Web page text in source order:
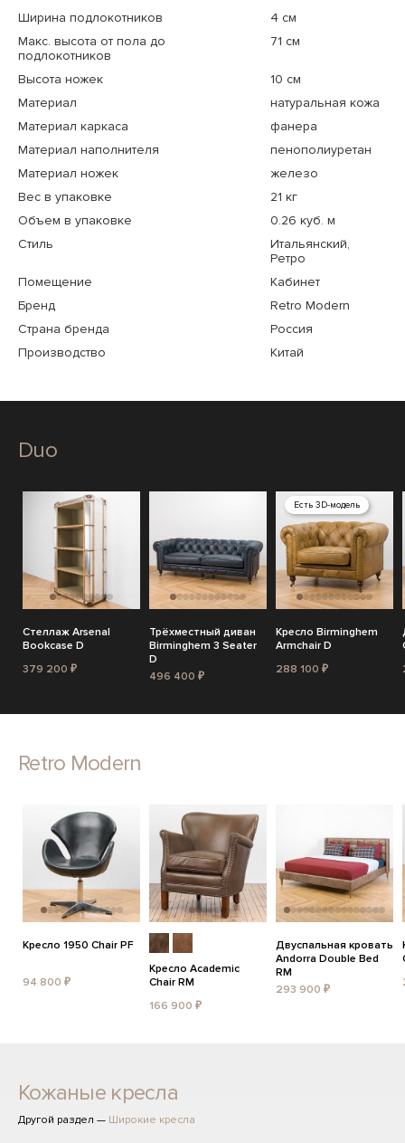
Ширина подлокотников
4 см
Макс. высота от пола до
подлокотников
71 см
Высота ножек
10 см
Материал
натуральная кожа
Материал каркаса
фанера
Материал наполнителя
пенополиуретан
Материал ножек
железо
Вес в упаковке
21 кг
Объем в упаковке
0.26 куб. м
Стиль
Итальянский,
Ретро
Помещение
Кабинет
Бренд
Retro Modern
Страна бренда
Россия
Производство
Китай
Duo
Стеллаж Arsenal
Bookcase D
379 200 ₽
Трёхместный диван
Birminghem 3 Seater
D
496 400 ₽
Есть 3D-модель
Кресло Birminghem
Armchair D
288 100 ₽
Retro Modern
Кресло 1950 Chair PF
94 800 ₽
Кресло Academic
Chair RM
166 900 ₽
Двуспальная кровать
Andorra Double Bed
RM
293 900 ₽
Кожаные кресла
Другой раздел — Широкие кресла